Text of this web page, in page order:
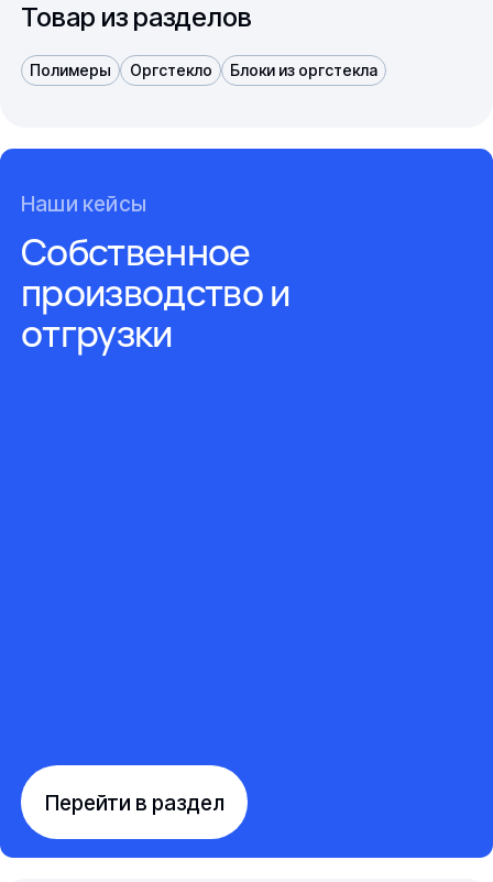
Товар из разделов
Полимеры Оргстекло Блоки из оргстекла
Наши кейсы
Собственное
производство и
отгрузки
Перейти в раздел